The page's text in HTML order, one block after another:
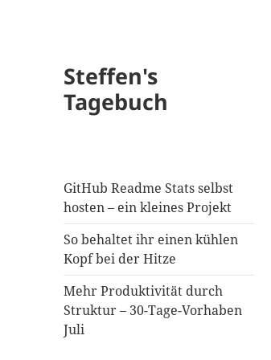
Steffen's
Tagebuch
GitHub Readme Stats selbst
hosten – ein kleines Projekt
So behaltet ihr einen kühlen
Kopf bei der Hitze
Mehr Produktivität durch
Struktur – 30-Tage-Vorhaben
Juli